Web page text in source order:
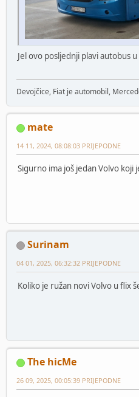
Jel ovo posljednji plavi autobus
Devojčice, Fiat je automobil,
mate
14 11, 2024, 08:08:03 PRIJEPODNE
Sigurno ima još jedan Volvo koji
Surinam
04 01, 2025, 06:32:32 PRIJEPODNE
Koliko je ružan novi Volvo u flix
The hicMe
26 09, 2025, 00:05:39 PRIJEPODNE